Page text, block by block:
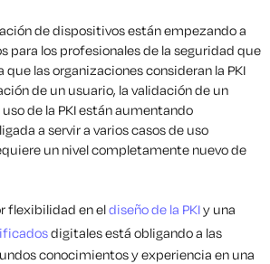
de dispositivos están empezando a
para los profesionales de la seguridad que
las organizaciones consideran la PKI
de un usuario, la validación de un
de la PKI están aumentando
a servir a varios casos de uso
un nivel completamente nuevo de
flexibilidad en eldiseño de la PKIy una
digitales está obligando a las
conocimientos y experiencia en una